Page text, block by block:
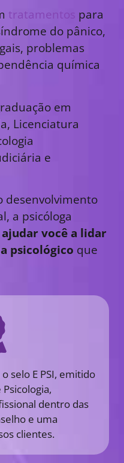
tratamentos para
do pânico,
problemas
química
em
Licenciatura
e
desenvolvimento
a psicóloga
ajudar você a lidar
psicológico que
selo E PSI, emitido
dentro das
e uma
clientes.